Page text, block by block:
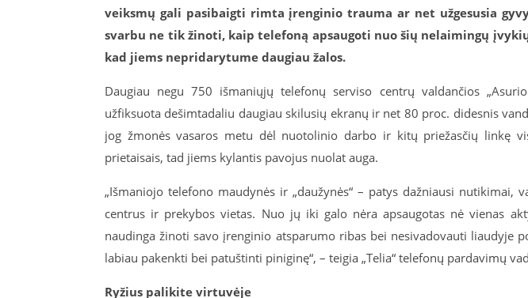
veiksmų gali pasibaigti rimta įrenginio trauma ar net užgesusia
svarbu ne tik žinoti, kaip telefoną apsaugoti nuo šių nelaimingų
kad jiems nepridarytume daugiau žalos.
Daugiau negu 750 išmaniųjų telefonų serviso centrų valdančios
užfiksuota dešimtadaliu daugiau skilusių ekranų ir net 80 proc. didesnis
jog žmonės vasaros metu dėl nuotolinio darbo ir kitų priežasčių linkę
prietaisais, tad jiems kylantis pavojus nuolat auga.
„Išmaniojo telefono maudynės ir „daužynės“ – patys dažniausi nutikimai,
centrus ir prekybos vietas. Nuo jų iki galo nėra apsaugotas nė vienas
naudinga žinoti savo įrenginio atsparumo ribas bei nesivadovauti liaudyje
labiau pakenkti bei patuštinti piniginę“, – teigia „Telia“ telefonų pardavimų
Ryžius palikite virtuvėje